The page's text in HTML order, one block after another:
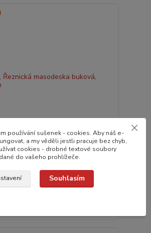
masodeska buková, 50x30x7
používání sušenek - cookies. Aby náš e-
a my věděli jestli pracuje bez chyb,
cookies - drobné textové soubory
do vašeho prohlížeče.
Souhlasím